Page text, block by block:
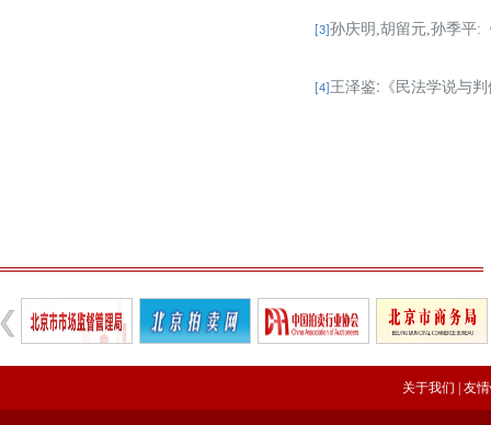
[3] 孙庆明 ,胡留元,孙季平:
[4] 王泽鉴: 《民法学说与
关于我们 友